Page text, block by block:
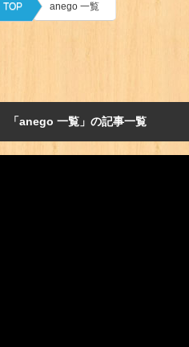
TOP anego 一覧
「anego 一覧」の記事一覧